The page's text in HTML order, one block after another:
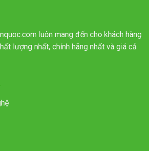
luôn mang đến cho khách hàng
lượng nhất, chính hãng nhất và giá cả